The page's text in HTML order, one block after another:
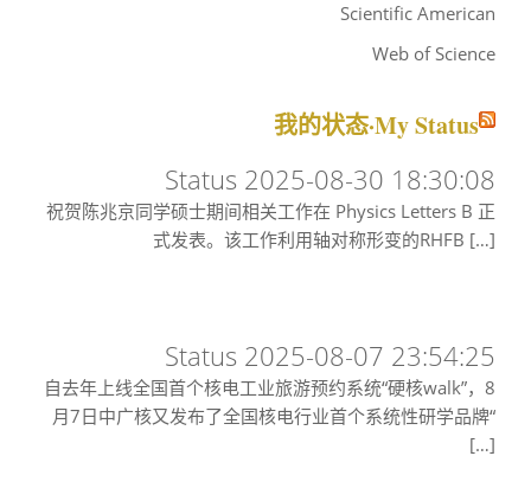
Scientific American
Web of Science
我的状态·My Status
Status 2025-08-30 18:30:08
祝贺陈兆京同学硕士期间相关工作在 Physics Letters B 正
式发表。该工作利用轴对称形变的RHFB […]
Status 2025-08-07 23:54:25
自去年上线全国首个核电工业旅游预约系统“硬核walk”，8
月7日中广核又发布了全国核电行业首个系统性研学品牌“
[…]